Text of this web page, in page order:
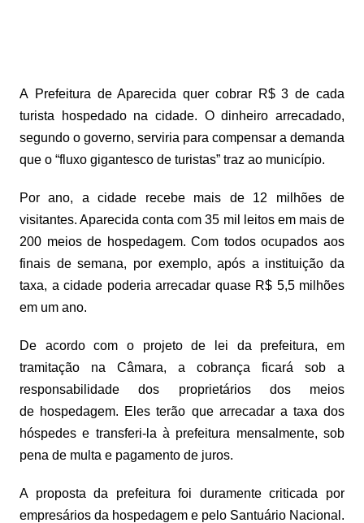
A Prefeitura de Aparecida quer cobrar R$ 3 de cada
turista hospedado na cidade. O dinheiro arrecadado,
segundo o governo, serviria para compensar a demanda
que o “fluxo gigantesco de turistas” traz ao município.
Por ano, a cidade recebe mais de 12 milhões de
visitantes. Aparecida conta com 35 mil leitos em mais de
200 meios de hospedagem. Com todos ocupados aos
finais de semana, por exemplo, após a instituição da
taxa, a cidade poderia arrecadar quase R$ 5,5 milhões
em um ano.
De acordo com o projeto de lei da prefeitura, em
tramitação na Câmara, a cobrança ficará sob a
responsabilidade dos proprietários dos meios
de hospedagem. Eles terão que arrecadar a taxa dos
hóspedes e transferi-la à prefeitura mensalmente, sob
pena de multa e pagamento de juros.
A proposta da prefeitura foi duramente criticada por
empresários da hospedagem e pelo Santuário Nacional.